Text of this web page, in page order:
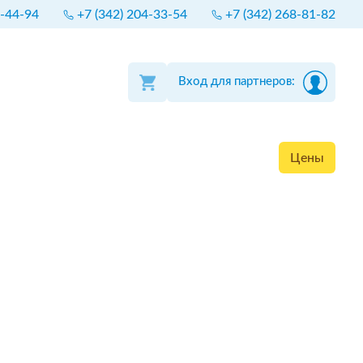
44-94 +7 (342) 204-33-54 +7 (342) 268-81-82
Вход для партнеров:
Цены